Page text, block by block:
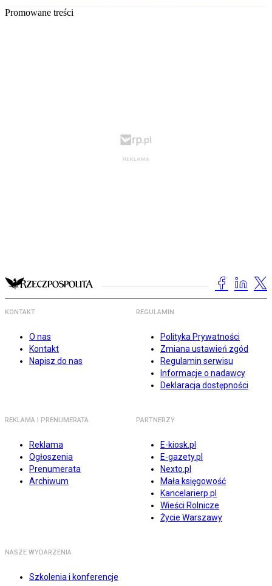
Promowane treści
KONTAKT
O nas
Kontakt
Napisz do nas
REGULAMIN
Polityka Prywatności
Zmiana ustawień zgód
Regulamin serwisu
Informacje o nadawcy
Deklaracja dostępności
REKLAMA I PRENUMERATA
Reklama
Ogłoszenia
Prenumerata
Archiwum
PARTNERZY
E-kiosk.pl
E-gazety.pl
Nexto.pl
Mała księgowość
Kancelarierp.pl
Wieści Rolnicze
Życie Warszawy
NASZE WYDARZENIA
Szkolenia i konferencje